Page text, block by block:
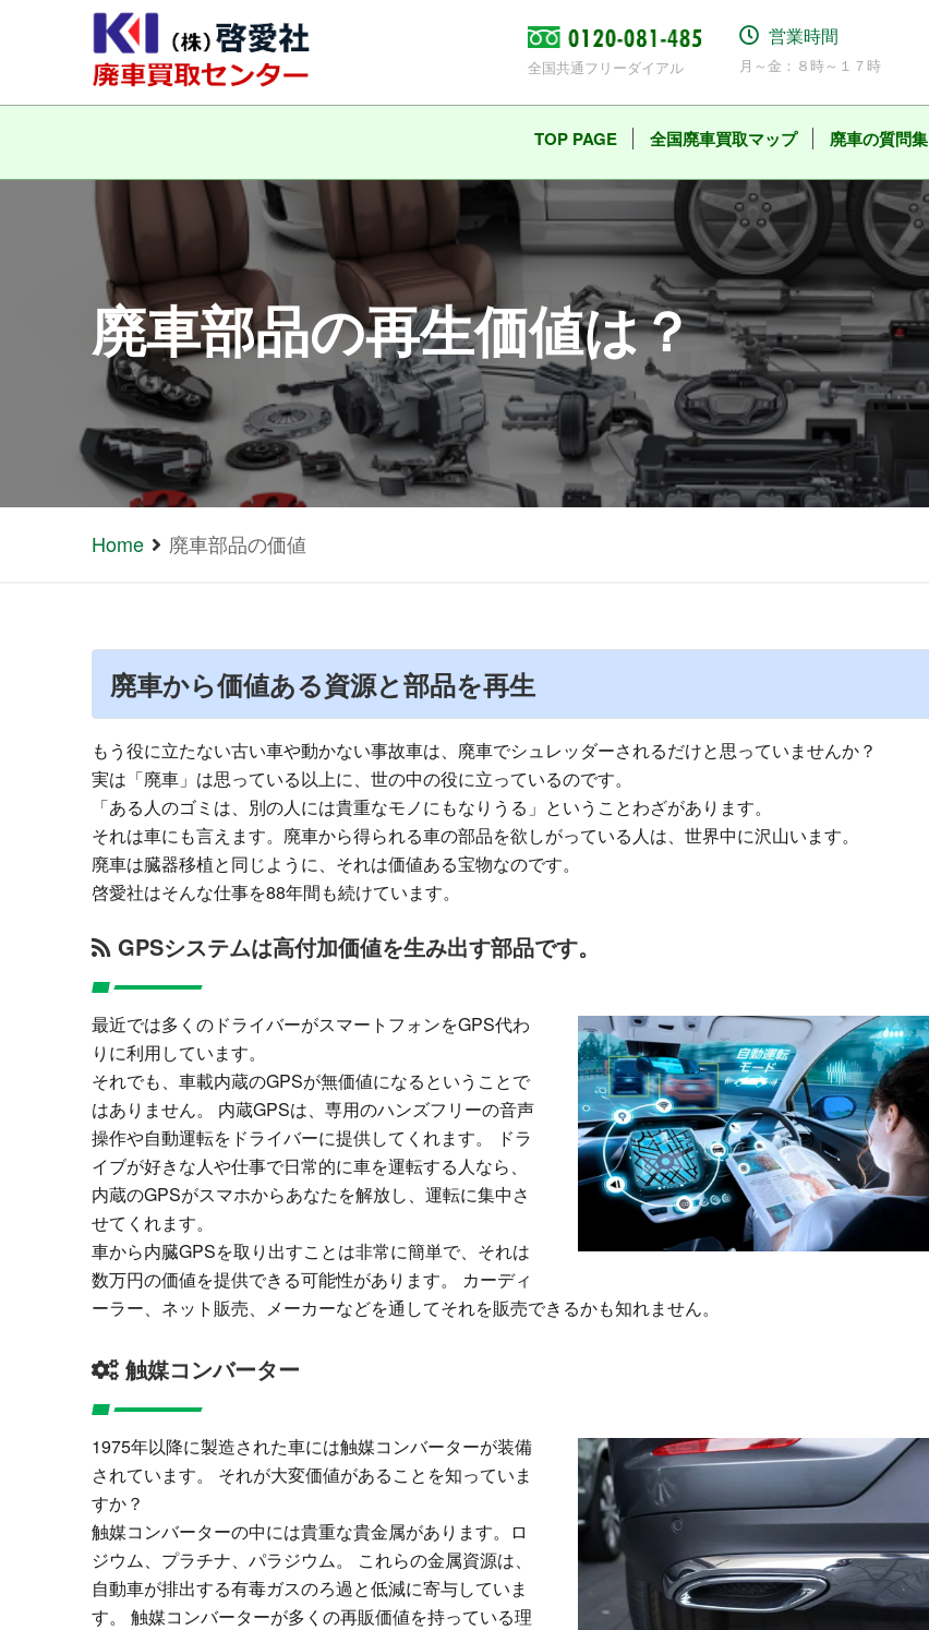
全国共通フリーダイアル
営業時間
月～金：８時～１７時
TOP PAGE 全国廃車買取マップ 廃車の質問集
廃車部品の再生価値は？
Home 廃車部品の価値
廃車から価値ある資源と部品を再生
もう役に立たない古い車や動かない事故車は、廃車でシュレッダーされるだけと思っていませんか？
実は「廃車」は思っている以上に、世の中の役に立っているのです。
「ある人のゴミは、別の人には貴重なモノにもなりうる」ということわざがあります。
それは車にも言えます。廃車から得られる車の部品を欲しがっている人は、世界中に沢山います。
廃車は臓器移植と同じように、それは価値ある宝物なのです。
啓愛社はそんな仕事を88年間も続けています。
GPSシステムは高付加価値を生み出す部品です。
最近では多くのドライバーがスマートフォンをGPS代わ
りに利用しています。
それでも、車載内蔵のGPSが無価値になるということで
はありません。 内蔵GPSは、専用のハンズフリーの音声
操作や自動運転をドライバーに提供してくれます。 ドラ
イブが好きな人や仕事で日常的に車を運転する人なら、
内蔵のGPSがスマホからあなたを解放し、運転に集中さ
せてくれます。
車から内臓GPSを取り出すことは非常に簡単で、それは
数万円の価値を提供できる可能性があります。 カーディ
ーラー、ネット販売、メーカーなどを通してそれを販売できるかも知れません。
触媒コンバーター
1975年以降に製造された車には触媒コンバーターが装備
されています。 それが大変価値があることを知っていま
すか？
触媒コンバーターの中には貴重な貴金属があります。ロ
ジウム、プラチナ、パラジウム。 これらの金属資源は、
自動車が排出する有毒ガスのろ過と低減に寄与していま
す。 触媒コンバーターが多くの再販価値を持っている理